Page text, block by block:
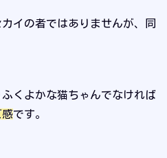
イの者ではありませんが、同
くよかな猫ちゃんでなければ
感です。